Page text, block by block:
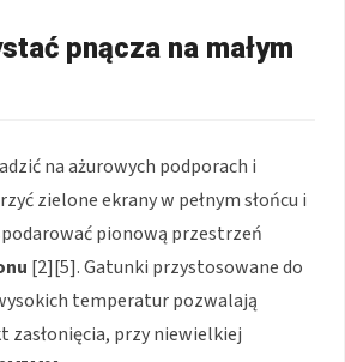
pnącza na małym
na ażurowych podporach i
zielone ekrany w pełnym słońcu i
pionową przestrzeń
[2][5]. Gatunki przystosowane do
temperatur pozwalają
zasłonięcia, przy niewielkiej